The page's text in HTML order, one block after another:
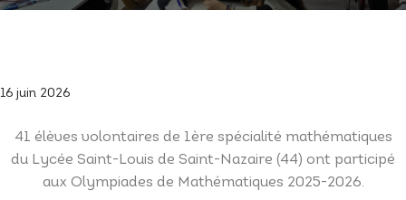
16 juin 2026
41 élèves volontaires de 1ère spécialité mathématiques
du Lycée Saint-Louis de Saint-Nazaire (44) ont participé
aux Olympiades de Mathématiques 2025-2026.